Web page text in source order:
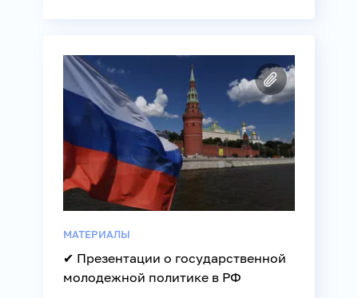
МАТЕРИАЛЫ
✔ Презентации о государственной
молодежной политике в РФ